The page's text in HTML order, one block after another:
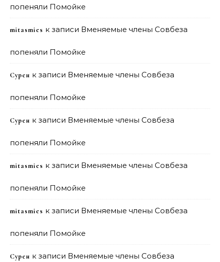
попеняли Помойке
mitasmies к записи Вменяемые члены Совбеза
попеняли Помойке
Сурен к записи Вменяемые члены Совбеза
попеняли Помойке
Сурен к записи Вменяемые члены Совбеза
попеняли Помойке
mitasmies к записи Вменяемые члены Совбеза
попеняли Помойке
mitasmies к записи Вменяемые члены Совбеза
попеняли Помойке
Сурен к записи Вменяемые члены Совбеза